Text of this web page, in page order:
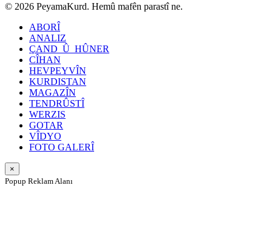
© 2026 PeyamaKurd. Hemû mafên parastî ne.
ABORÎ
ANALIZ
ÇAND_Û_HÛNER
CÎHAN
HEVPEYVÎN
KURDISTAN
MAGAZÎN
TENDRÛSTÎ
WERZIS
GOTAR
VÎDYO
FOTO GALERÎ
×
Popup Reklam Alanı